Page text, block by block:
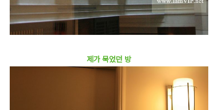
제가 묵었던 방